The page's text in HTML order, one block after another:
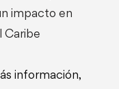
impacto en
Caribe
información,